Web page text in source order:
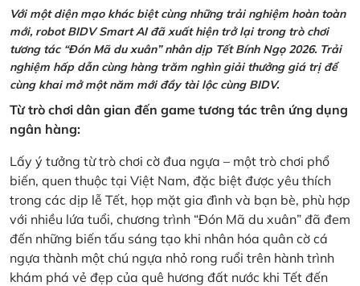
Với một diện mạo khác biệt cùng những trải nghiệm hoàn toàn
mới, robot BIDV Smart AI đã xuất hiện trở lại trong trò chơi
tương tác “Đón Mã du xuân” nhân dịp Tết Bính Ngọ 2026. Trải
nghiệm hấp dẫn cùng hàng trăm nghìn giải thưởng giá trị để
cùng khai mở một năm mới đầy tài lộc cùng BIDV.
Từ trò chơi dân gian đến game tương tác trên ứng dụng
ngân hàng:
Lấy ý tưởng từ trò chơi cờ đua ngựa – một trò chơi phổ
biến, quen thuộc tại Việt Nam, đặc biệt được yêu thích
trong các dịp lễ Tết, họp mặt gia đình và bạn bè, phù hợp
với nhiều lứa tuổi, chương trình “Đón Mã du xuân” đã đem
đến những biến tấu sáng tạo khi nhân hóa quân cờ cá
ngựa thành một chú ngựa nhỏ rong ruổi trên hành trình
khám phá vẻ đẹp của quê hương đất nước khi Tết đến